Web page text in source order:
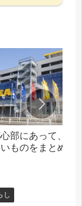
部にあって、札
ものをまとめま
し